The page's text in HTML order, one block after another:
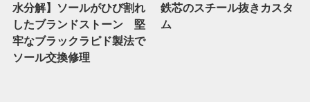
水分解】ソールがひび割れ
したブランドストーン 堅
牢なブラックラピド製法で
ソール交換修理
鉄芯のスチール抜きカスタ
ム